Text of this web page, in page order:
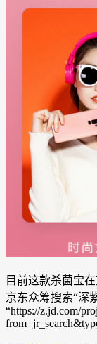
目前这款杀菌宝
京东众筹搜索“深
“https://z.jd.com/